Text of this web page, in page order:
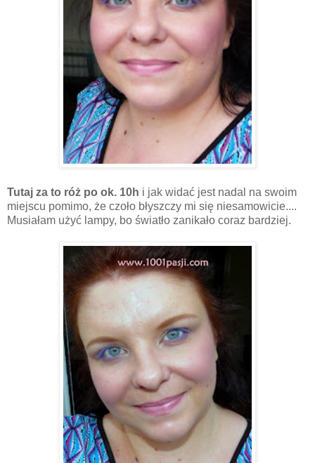
Tutaj za to róż po ok. 10h i jak widać jest nadal na swoim
miejscu pomimo, że czoło błyszczy mi się niesamowicie....
Musiałam użyć lampy, bo światło zanikało coraz bardziej.